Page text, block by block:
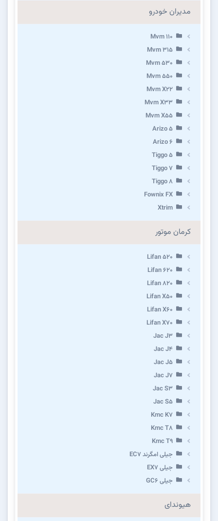
مدیران خودرو
Mvm 110
Mvm 315
Mvm 530
Mvm 550
Mvm X22
Mvm X33
Mvm X55
Arizo 5
Arizo 6
Tiggo 5
Tiggo 7
Tiggo 8
Fownix FX
Xtrim
کرمان موتور
Lifan 520
Lifan 620
Lifan 820
Lifan X50
Lifan X60
Lifan X70
Jac J3
Jac J4
Jac J5
Jac J7
Jac S3
Jac S5
Kmc K7
Kmc T8
Kmc T9
جیلی امگرند EC7
جیلی EX7
جیلی GC6
هیوندای